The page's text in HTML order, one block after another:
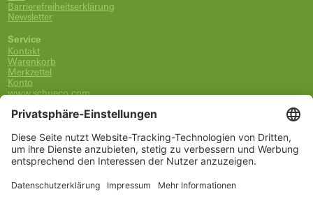
Barrierefreiheitserklärung
Newsletter
Service
Kontakt
Warenkorb
Merkzettel
Konto
www.schueco.com
0800-400-4007
kostenlos aus dem dt. Festnetz
Unsere Marken
Alle Marken
Schüco International KG